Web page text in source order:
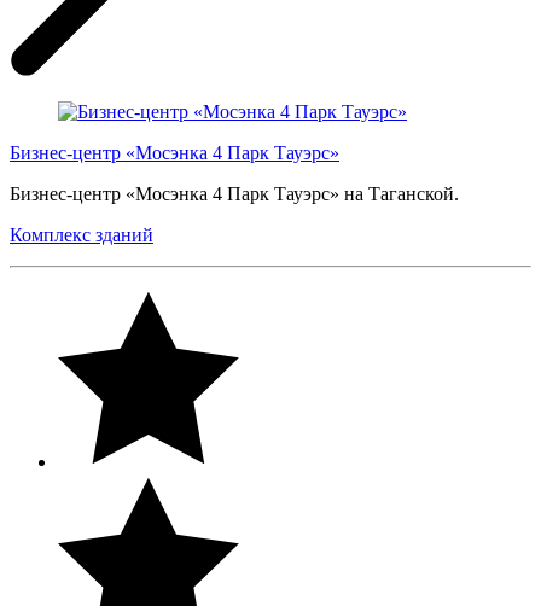
Бизнес-центр «Мосэнка 4 Парк Тауэрс»
Бизнес-центр «Мосэнка 4 Парк Тауэрс» на Таганской.
Комплекс зданий